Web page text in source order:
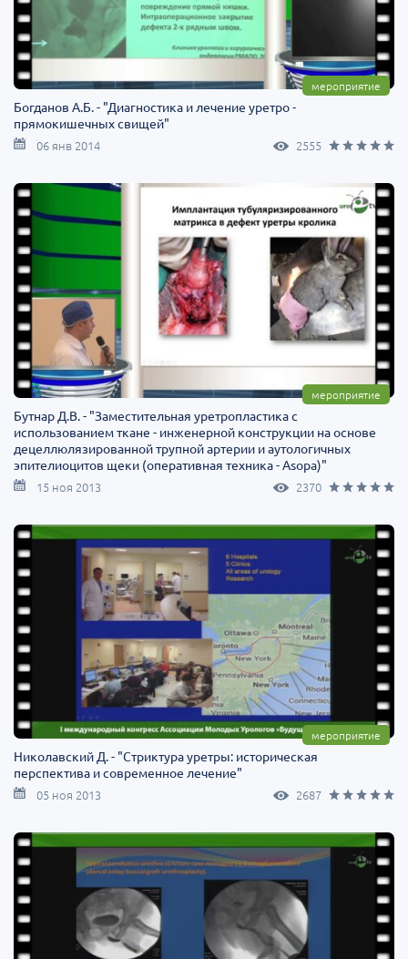
мероприятие
Богданов А.Б. - "Диагностика и лечение уретро -
прямокишечных свищей"
06 янв 2014 2555
мероприятие
Бутнар Д.В. - "Заместительная уретропластика с
использованием ткане - инженерной конструкции на основе
децеллюлязированной трупной артерии и аутологичных
эпителиоцитов щеки (оперативная техника - Asopa)"
15 ноя 2013 2370
мероприятие
Николавский Д. - "Стриктура уретры: историческая
перспектива и современное лечение"
05 ноя 2013 2687